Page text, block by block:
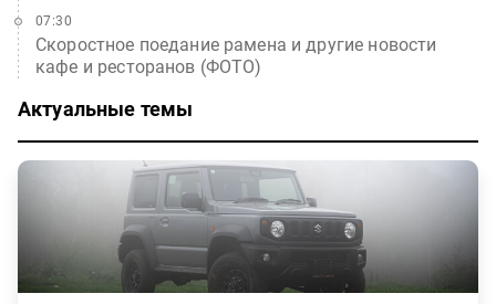
Скоростное поедание рамена и другие новости
кафе и ресторанов (ФОТО)
07:30
Актуальные темы